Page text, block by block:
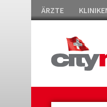
ÄRZTE